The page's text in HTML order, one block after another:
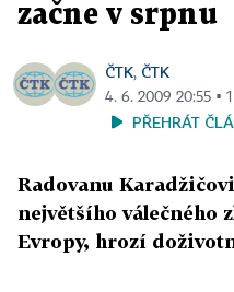
začne v srpnu
ČTK, ČTK
4. 6. 2009 20:55 ▪
PŘEHRÁT
Radovanu
největšího válečného
Evropy, hrozí